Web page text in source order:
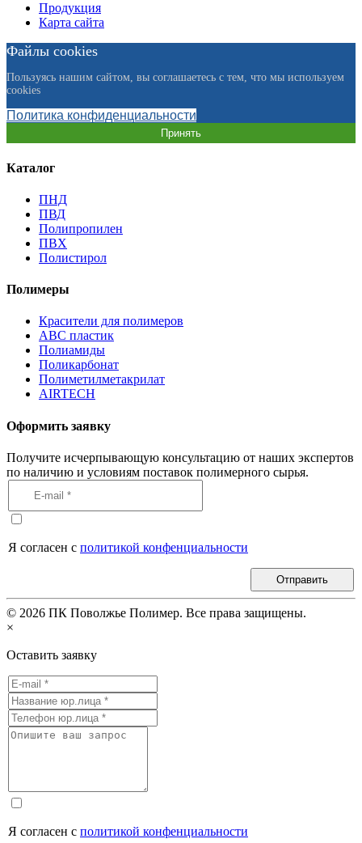
Продукция
Карта сайта
Файлы cookies
Пользуясь нашим сайтом, вы соглашаетесь с тем, что мы используем
cookies
Политика конфиденциальности
Принять
Каталог
ПНД
ПВД
Полипропилен
ПВХ
Полистирол
Полимеры
Красители для полимеров
АВС пластик
Полиамиды
Поликарбонат
Полиметилметакрилат
AIRTECH
Оформить заявку
Получите исчерпывающую консультацию от наших экспертов
по наличию и условиям поставок полимерного сырья.
Я согласен с политикой конфенциальности
Отправить
© 2026 ПК Поволжье Полимер. Все права защищены.
×
Оставить заявку
Я согласен с политикой конфенциальности